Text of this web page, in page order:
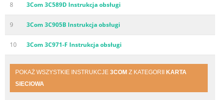
8 3Com 3C589D Instrukcja obsługi
9 3Com 3C905B Instrukcja obsługi
10 3Com 3C971-F Instrukcja obsługi
POKAŻ WSZYSTKIE INSTRUKCJE 3COM Z KATEGORII
KARTA
SIECIOWA